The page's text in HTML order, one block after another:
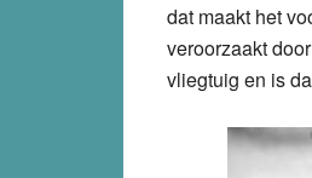
dat maakt het
veroorzaakt
vliegtuig en is